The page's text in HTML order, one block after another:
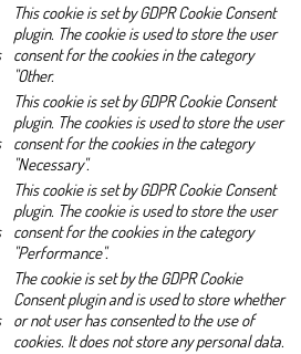
This cookie is set by GDPR Cookie Consent
plugin. The cookie is used to store the user
consent for the cookies in the category
"Other.
This cookie is set by GDPR Cookie Consent
plugin. The cookies is used to store the user
consent for the cookies in the category
"Necessary".
This cookie is set by GDPR Cookie Consent
plugin. The cookie is used to store the user
consent for the cookies in the category
"Performance".
The cookie is set by the GDPR Cookie
Consent plugin and is used to store whether
or not user has consented to the use of
cookies. It does not store any personal data.